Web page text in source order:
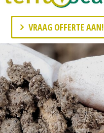
VRAAG OFFERTE AAN!